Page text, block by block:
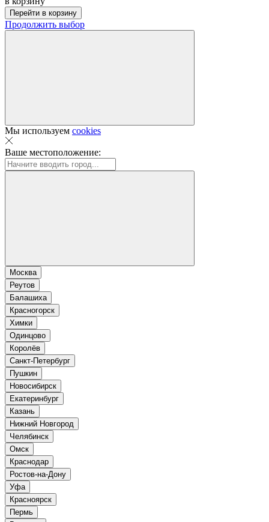
Перейти в корзину
Продолжить выбор
Мы используем cookies
Ваше местоположение:
Москва
Реутов
Балашиха
Красногорск
Химки
Одинцово
Королёв
Санкт-Петербург
Пушкин
Новосибирск
Екатеринбург
Казань
Нижний Новгород
Челябинск
Омск
Краснодар
Ростов-на-Дону
Уфа
Красноярск
Пермь